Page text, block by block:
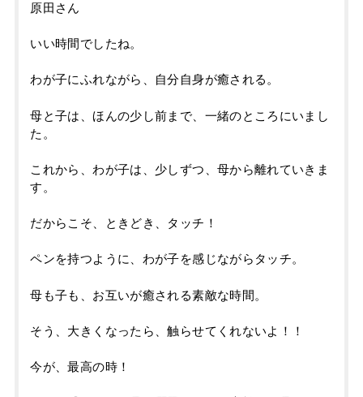
原田さん
いい時間でしたね。
わが子にふれながら、自分自身が癒される。
母と子は、ほんの少し前まで、一緒のところにいまし
た。
これから、わが子は、少しずつ、母から離れていきま
す。
だからこそ、ときどき、タッチ！
ペンを持つように、わが子を感じながらタッチ。
母も子も、お互いが癒される素敵な時間。
そう、大きくなったら、触らせてくれないよ！！
今が、最高の時！